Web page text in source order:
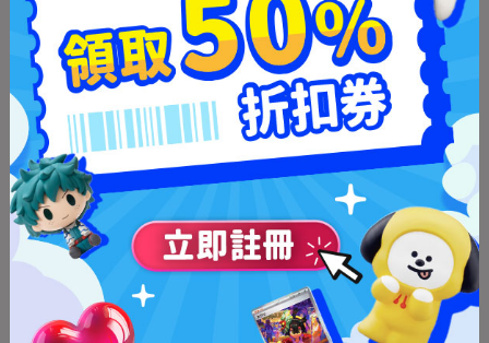
Amufun
熱門動漫和遊戲的周邊商品。
動漫與遊戲